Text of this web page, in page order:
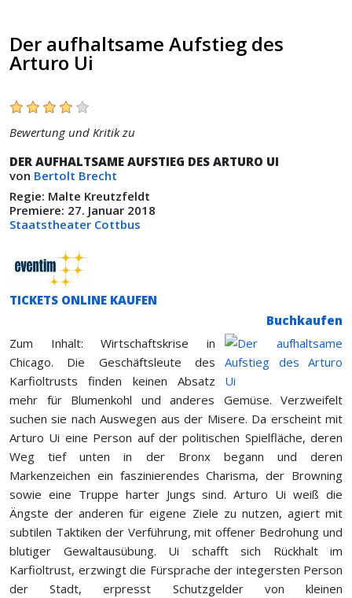
Der aufhaltsame Aufstieg des
Arturo Ui
Bewertung und Kritik zu
DER AUFHALTSAME AUFSTIEG DES ARTURO UI
von Bertolt Brecht
Regie: Malte Kreutzfeldt
Premiere: 27. Januar 2018
Staatstheater Cottbus
TICKETS ONLINE KAUFEN
Buchkaufen
Zum Inhalt: Wirtschaftskrise in
Chicago. Die Geschäftsleute des
Karfiol­trusts finden keinen Absatz
mehr für Blumenkohl und anderes Gemüse. Verzweifelt
suchen sie nach Auswegen aus der Misere. Da erscheint mit
Arturo Ui eine Person auf der politischen Spielfläche, deren
Weg tief unten in der Bronx begann und deren
Markenzeichen ein faszinierendes Charisma, der Browning
sowie eine Truppe harter Jungs sind. Arturo Ui weiß die
Ängste der anderen für eigene Ziele zu nutzen, agiert mit
subtilen Taktiken der Verführung, mit offener Bedrohung und
blutiger Gewaltausübung. Ui schafft sich Rückhalt im
Karfioltrust, erzwingt die Fürsprache der integersten Person
der Stadt, erpresst Schutzgelder von kleinen